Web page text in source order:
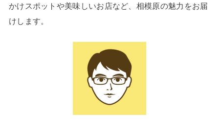
かけスポットや美味しいお店など、相模原の魅力をお届
けします。